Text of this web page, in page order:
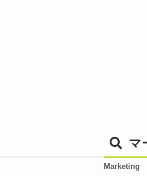
マ
Marketing